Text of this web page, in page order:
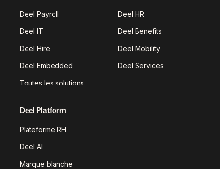
Deel Payroll Deel HR
Deel IT Deel Benefits
Deel Hire Deel Mobility
Deel Embedded Deel Services
Toutes les solutions
Deel Platform
Plateforme RH
Deel AI
Marque blanche